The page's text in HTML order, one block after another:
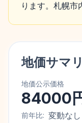
ります。札幌市
地価サマ
地価公示価格
84000
前年比: 変動なし